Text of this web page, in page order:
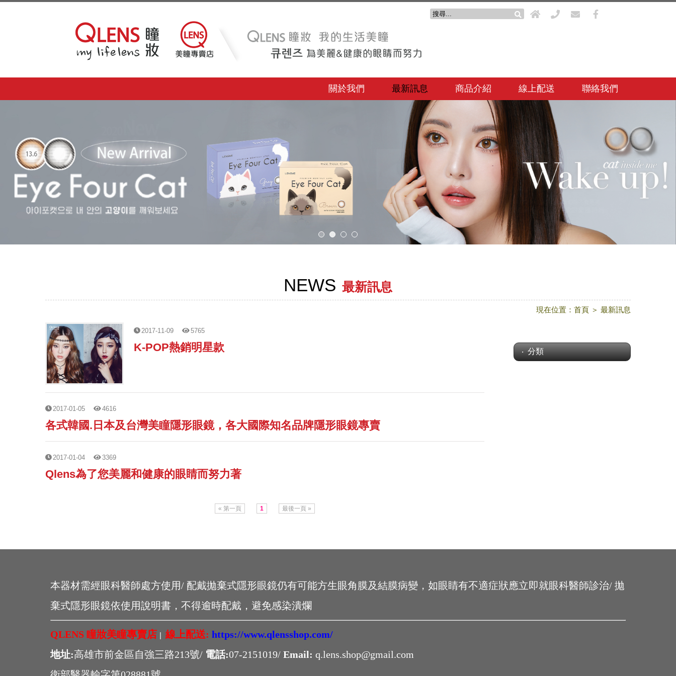
關於我們 最新訊息 商品介紹 線上配送 聯絡我們
NEWS 最新訊息
現在位置： 首頁 ＞ 最新訊息
2017-11-09 5765
K-POP熱銷明星款
2017-01-05 4616
各式韓國.日本及台灣美瞳隱形眼鏡，各大國際知名品牌隱形眼鏡專賣
2017-01-04 3369
Qlens為了您美麗和健康的眼睛而努力著
« 第一頁 1 最後一頁 »
分類
本器材需經眼科醫師處方使用/ 配戴拋棄式隱形眼鏡仍有可能方生眼角膜及結膜病變，如眼睛有不適症狀應立即就眼科醫師診治/ 拋
棄式隱形眼鏡依使用說明書，不得逾時配戴，避免感染潰爛
QLENS 瞳妝美瞳專賣店 | 線上配送: https://www.qlensshop.com/
地址:高雄市前金區自強三路213號/ 電話:07-2151019/ Email: q.lens.shop@gmail.com